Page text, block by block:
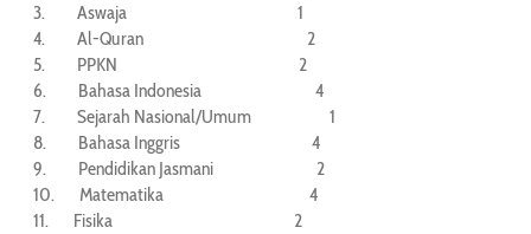
3. Aswaja 1
4. Al-Quran 2
5. PPKN 2
6. Bahasa Indonesia 4
7. Sejarah Nasional/Umum 1
8. Bahasa Inggris 4
9. Pendidikan Jasmani 2
10. Matematika 4
11. Fisika 2